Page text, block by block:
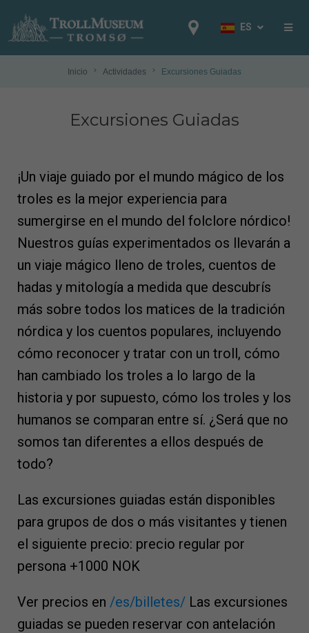
ES
NB
NL
RU
Inicio Actividades Excursiones Guiadas
Excursiones Guiadas
¡Un viaje guiado por el mundo mágico de los
troles es la mejor experiencia para
sumergirse en el mundo del folclore nórdico!
Nuestros guías experimentados os llevarán a
un viaje mágico lleno de troles, cuentos de
hadas y mitología a medida que descubrís
más sobre todos los matices de la tradición
nórdica y los cuentos populares, incluyendo
cómo reconocer y tratar con un troll, cómo
han cambiado los troles a lo largo de la
historia y por supuesto, cómo los troles y los
humanos se comparan entre sí. ¿Será que no
somos tan diferentes a ellos después de
todo?
Las excursiones guiadas están disponibles
para grupos de dos o más visitantes y tienen
el siguiente precio: precio regular por
persona +1000 NOK
Ver precios en /es/billetes/ Las excursiones
guiadas se pueden reservar con antelación